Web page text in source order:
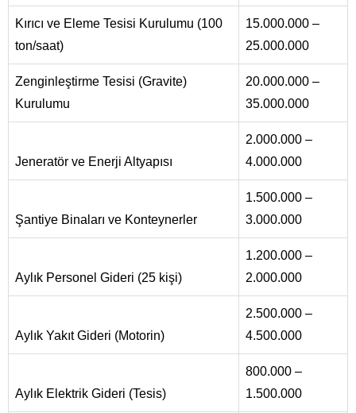
Kırıcı ve Eleme Tesisi Kurulumu (100
ton/saat)
15.000.000 –
25.000.000
Zenginleştirme Tesisi (Gravite)
Kurulumu
20.000.000 –
35.000.000
Jeneratör ve Enerji Altyapısı
2.000.000 –
4.000.000
Şantiye Binaları ve Konteynerler
1.500.000 –
3.000.000
Aylık Personel Gideri (25 kişi)
1.200.000 –
2.000.000
Aylık Yakıt Gideri (Motorin)
2.500.000 –
4.500.000
Aylık Elektrik Gideri (Tesis)
800.000 –
1.500.000